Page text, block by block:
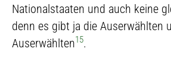
Nationalstaaten und auch keine
denn es gibt ja die Auserwählten
Auserwählten15.